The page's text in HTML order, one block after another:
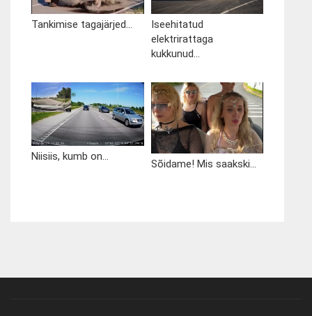
Tankimise tagajärjed...
Iseehitatud
elektrirattaga
kukkunud...
Niisiis, kumb on...
Sõidame! Mis saakski...